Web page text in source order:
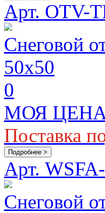
Арт. OTV-
Снеговой
50х50
0
МОЯ
Поставка
Подробнее >
Арт.
Снеговой